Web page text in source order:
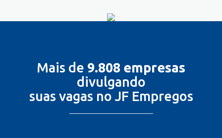
Mais de 9.808 empresas
divulgando
suas vagas no JF Empregos